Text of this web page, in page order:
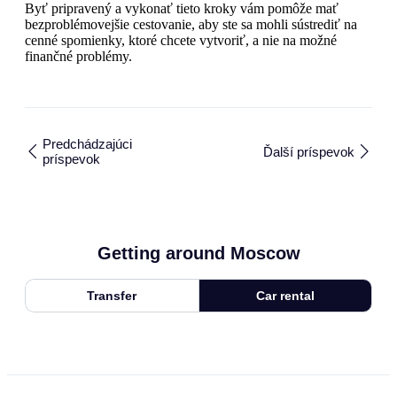
Byť pripravený a vykonať tieto kroky vám pomôže mať
bezproblémovejšie cestovanie, aby ste sa mohli sústrediť na
cenné spomienky, ktoré chcete vytvoriť, a nie na možné
finančné problémy.
Predchádzajúci
príspevok
Ďalší príspevok
Getting around Moscow
Transfer Car rental